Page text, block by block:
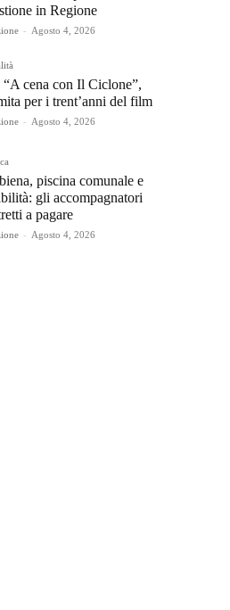
in Regione
- Agosto 4, 2026
“A cena con Il Ciclone”,
per i trent’anni del film
- Agosto 4, 2026
piscina comunale e
gli accompagnatori
a pagare
- Agosto 4, 2026